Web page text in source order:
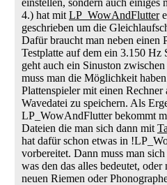
einstellen, sondern auch einiges
4.) hat mit LP_WowAndFlutter
geschrieben um die
Dafür braucht man neben einen
Testplatte auf dem ein 3.150 Hz
geht auch ein Sinuston
muss man die Möglichkeit
Plattenspieler mit einen Rechner
Wavedatei zu speichern. Als
LP_WowAndFlutter bekommt
Dateien die man sich dann mit
hat dafür schon etwas in
vorbereitet. Dann muss man
was den das alles bedeutet,
neuen Riemen oder